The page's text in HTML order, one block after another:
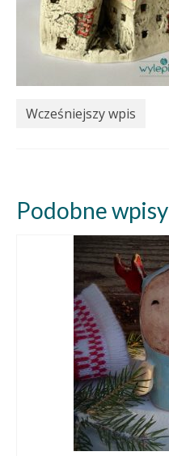
Wcześniejszy wpis
Podobne wpisy